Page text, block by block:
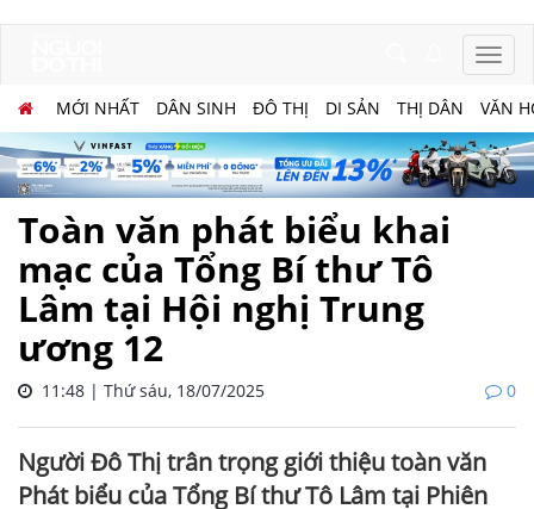
MỚI NHẤT DÂN SINH ĐÔ THỊ DI SẢN THỊ DÂN VĂN
Toàn văn phát biểu khai
mạc của Tổng Bí thư Tô
Lâm tại Hội nghị Trung
ương 12
11:48 | Thứ sáu, 18/07/2025 0
Người Đô Thị trân trọng giới thiệu toàn văn
Phát biểu của Tổng Bí thư Tô Lâm tại Phiên